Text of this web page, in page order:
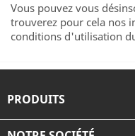
Vous pouvez vous
trouverez pour cela nos
conditions d'utilisation
PRODUITS